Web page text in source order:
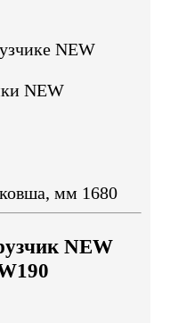
NEW
NEW
мм 1680
NEW